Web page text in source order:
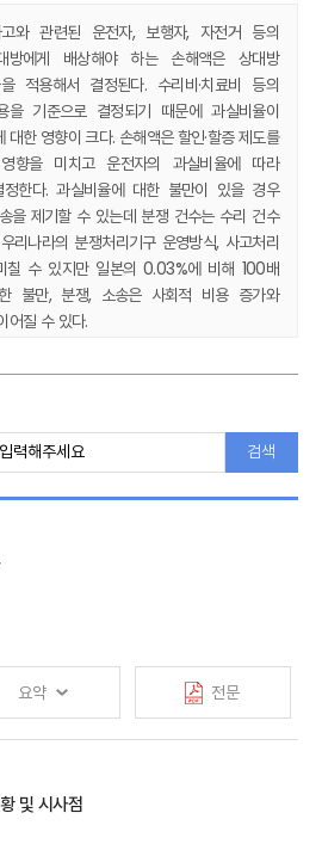
와 관련된 운전자, 보행자, 자전거 등의
방에게 배상해야 하는 손해액은 상대방
적용해서 결정된다. 수리비·치료비 등의
을 기준으로 결정되기 때문에 과실비율이
한 영향이 크다. 손해액은 할인·할증 제도를
향을 미치고 운전자의 과실비율에 따라
한다. 과실비율에 대한 불만이 있을 경우
을 제기할 수 있는데 분쟁 건수는 수리 건수
리나라의 분쟁처리기구 운영방식, 사고처리
칠 수 있지만 일본의 0.03%에 비해 100배
불만, 분쟁, 소송은 사회적 비용 증가와
어질 수 있다.
절반 가까이가 줄어드는 것으로 나타났다.
정 기구가 보험회사의 과실비율을 조정하는
가능성이 있는 것으로 해석된다. 이외에도
는 원인은 보험회사, 운전자, 법원의 위험
다르기 때문일 수 있는데 설문조사 결과
실이 도로교통법, 법원 판례에 근거한
로 나타났다. 특히 일방과실 사고, 보행자
식의 차이가 큰 것으로 나타났다. 요약하면
식 차이로 볼 수 있다.
개선 방향은 다음과 같다. 첫째, 과실비율의
직원들에 대한 구상금분쟁심의위원회의
회의에서 대표협의회를 없애는 방안을 들
현황
원？분쟁 분석
대한 인식
검색
요약 전문
구고령화 현상이 진행됨에 따라 전체
르게 증가하는 추세이다. 우리나라도
함에 따라 노인질환 중 하나인 치매환자
및 시사점